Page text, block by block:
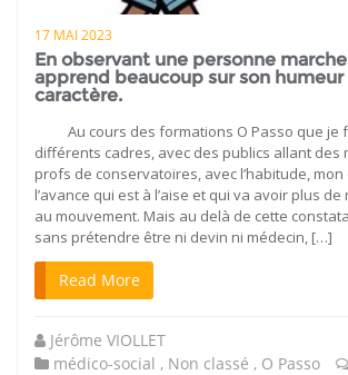
17 MAI 2023
En observant une personne
apprend beaucoup sur son humeur
caractère.
Au cours des formations O Passo que je
différents cadres, avec des publics allant des
profs de conservatoires, avec l’habitude,
l’avance qui est à l’aise et qui va avoir plus
au mouvement. Mais au delà de cette
sans prétendre être ni devin ni médecin, […]
Read More
Jérôme VIOLLET
médico-social , Non classé , O Passo